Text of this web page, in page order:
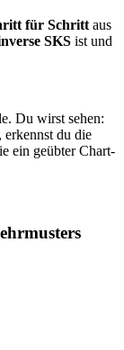
für Schritt aus
SKS ist und
Du wirst sehen:
du die
ein geübter Chart-